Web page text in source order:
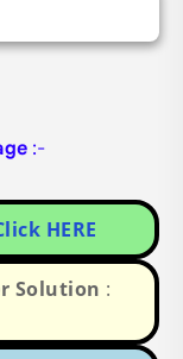
:-
HERE
Solution :